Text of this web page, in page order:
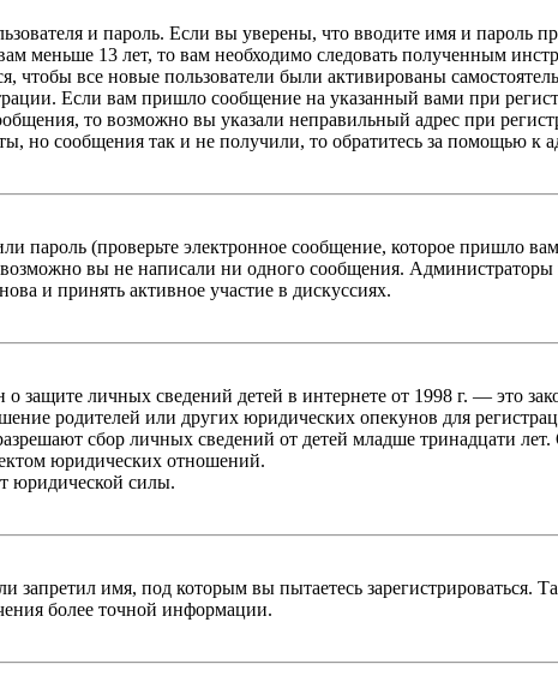
и пароль. Если вы уверены, что вводите имя и пароль
меньше 13 лет, то вам необходимо следовать полученным
чтобы все новые пользователи были активированы
Если вам пришло сообщение на указанный вами при
то возможно вы указали неправильный адрес при
но сообщения так и не получили, то обратитесь за помощью к
пароль (проверьте электронное сообщение, которое пришло
вы не написали ни одного сообщения. Администраторы
и принять активное участие в дискуссиях.
защите личных сведений детей в интернете от 1998 г. — это
родителей или других юридических опекунов для
сбор личных сведений от детей младше тринадцати
юридических отношений.
юридической силы.
запретил имя, под которым вы пытаетесь
более точной информации.